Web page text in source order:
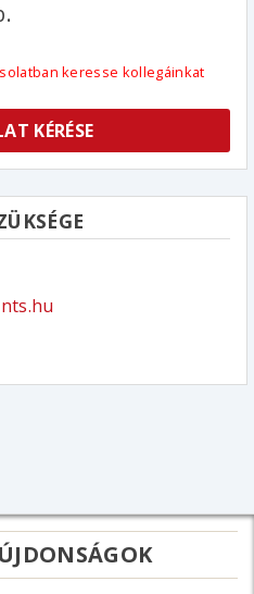
keresse kollegáinkat
KÉRÉSE